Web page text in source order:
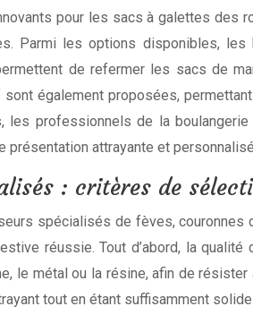
pour les sacs à galettes des
Parmi les options disponibles,
de refermer les sacs de
également proposées,
les professionnels de la
présentation attrayante et
: critères de
spécialisés de fèves,
réussie. Tout d’abord, la
le métal ou la résine, afin de
tout en étant suffisamment